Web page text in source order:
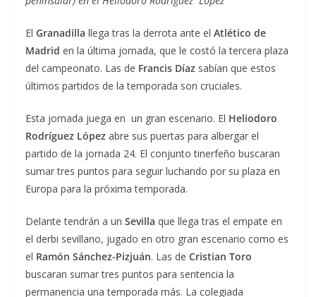
El Granadilla llega tras la derrota ante el Atlético de
Madrid en la última jornada, que le costó la tercera plaza
del campeonato. Las de Francis Díaz sabían que estos
últimos partidos de la temporada son cruciales.
Esta jornada juega en un gran escenario. El Heliodoro
Rodríguez López abre sus puertas para albergar el
partido de la jornada 24. El conjunto tinerfeño buscaran
sumar tres puntos para seguir luchando por su plaza en
Europa para la próxima temporada.
Delante tendrán a un Sevilla que llega tras el empate en
el derbi sevillano, jugado en otro gran escenario como es
el Ramón Sánchez-Pizjuán. Las de Cristian Toro
buscaran sumar tres puntos para sentencia la
permanencia una temporada más. La colegiada